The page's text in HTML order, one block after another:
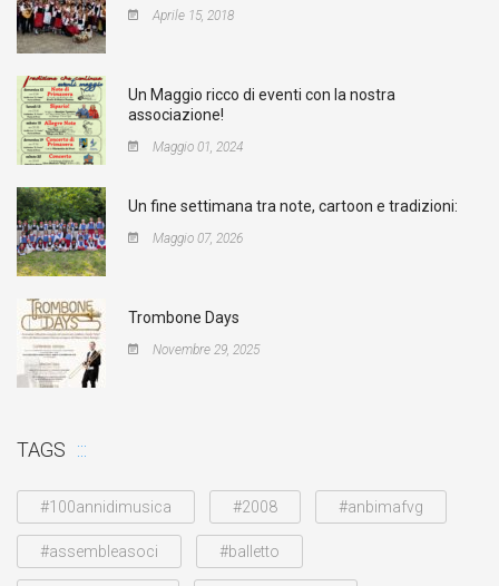
Aprile 15, 2018
Un Maggio ricco di eventi con la nostra
associazione!
Maggio 01, 2024
Un fine settimana tra note, cartoon e tradizioni:
Maggio 07, 2026
Trombone Days
Novembre 29, 2025
TAGS
#100annidimusica #2008 #anbimafvg
#assembleasoci #balletto